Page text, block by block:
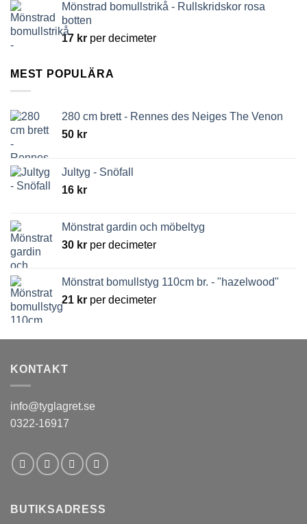
Mönstrad bomullstrikå - Rullskridskor rosa
botten
17 kr per decimeter
MEST POPULÄRA
280 cm brett - Rennes des Neiges The Venon
50 kr
Jultyg - Snöfall
16 kr
Mönstrat gardin och möbeltyg
30 kr per decimeter
Mönstrat bomullstyg 110cm br. - "hazelwood"
21 kr per decimeter
KONTAKT
info@tyglagret.se
0322-16917
BUTIKSADRESS